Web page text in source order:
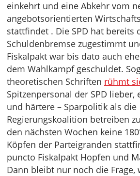
einkehrt und eine Abkehr vom
angebotsorientierten
stattfindet . Die SPD hat bereits
Schuldenbremse zugestimmt
Fiskalpakt war bis dato auch
dem Wahlkampf geschuldet.
theoretischen Schriften rühmt
Spitzenpersonal der SPD lieber,
und härtere – Sparpolitik als die
Regierungskoalition betreiben
den nächsten Wochen keine
Köpfen der Parteigranden
puncto Fiskalpakt Hopfen und
Dann bleibt nur noch die Frage,